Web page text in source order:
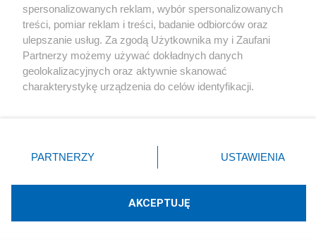
X Facebook Instagram Youtube
Technologię dostarcza:W3media.pl
spersonalizowanych reklam, wybór spersonalizowanych
treści, pomiar reklam i treści, badanie odbiorców oraz
ulepszanie usług. Za zgodą Użytkownika my i Zaufani
Partnerzy możemy używać dokładnych danych
geolokalizacyjnych oraz aktywnie skanować
charakterystykę urządzenia do celów identyfikacji.
zmienić/wycofać klikając przycisk ustawień prywatności
znajdujący się w lewym dolnym rogu strony
rodzaje przetwarzania danych nie wymagają zgody
użytkownika, ale masz prawo sprzeciwić się takiemu
PARTNERZY USTAWIENIA
AKCEPTUJĘ